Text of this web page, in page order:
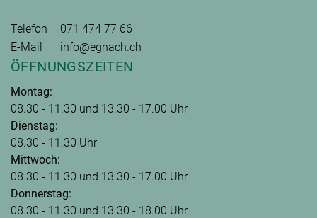
Telefon
071 474 77 66
E-Mail
info@egnach.ch
ÖFFNUNGSZEITEN
Montag:
08.30 - 11.30 und 13.30 - 17.00 Uhr
Dienstag:
08.30 - 11.30 Uhr
Mittwoch:
08.30 - 11.30 und 13.30 - 17.00 Uhr
Donnerstag:
08.30 - 11.30 und 13.30 - 18.00 Uhr